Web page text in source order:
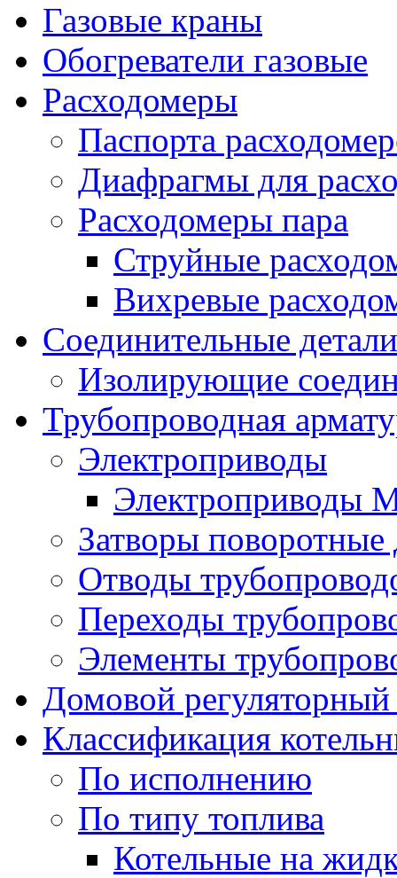
Газовые краны
Обогреватели газовые
Расходомеры
Паспорта
Диафрагмы для
Расходомеры пара
Струйные
Вихревые
Соединительные детали
Изолирующие
Трубопроводная
Электроприводы
Электроприводы
Затворы поворотные
Отводы
Переходы
Элементы
Домовой
Классификация
По исполнению
По типу топлива
Котельные на